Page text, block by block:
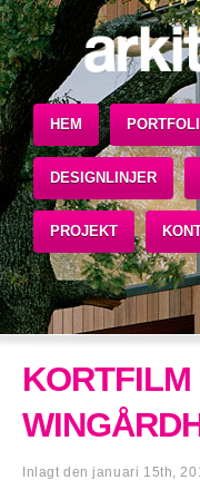
HEM
DESIGNLINJER
PROJEKT
Inlagt den januari 15th,